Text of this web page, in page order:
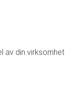
av din virksomhet